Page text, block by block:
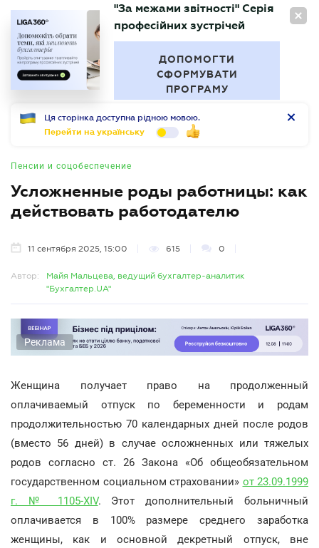
RU
БУХГАЛТЕР
"За межами звітності" Серія
професійних зустрічей
ДОПОМОГТИ
СФОРМУВАТИ
ПРОГРАМУ
Ця сторінка доступна рідною мовою.
Перейти на українську
Пенсии и соцобеспечение
Усложненные роды работницы: как
действовать работодателю
11 сентября 2025, 15:00 615 0
Автор:
Майя Мальцева, ведущий бухгалтер-аналитик
"Бухгалтер.UA"
Реклама
Женщина получает право на продолженный
оплачиваемый отпуск по беременности и родам
продолжительностью 70 календарных дней после родов
(вместо 56 дней) в случае осложненных или тяжелых
родов согласно ст. 26 Закона «Об общеобязательном
государственном социальном страховании» от 23.09.1999
г. № 1105-XIV. Этот дополнительный больничный
оплачивается в 100% размере среднего заработка
женщины, как и основной декретный отпуск, вне